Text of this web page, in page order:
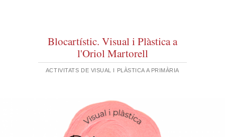
Blocartístic. Visual i Plàstica a
l'Oriol Martorell
ACTIVITATS DE VISUAL I PLÀSTICA A PRIMÀRIA